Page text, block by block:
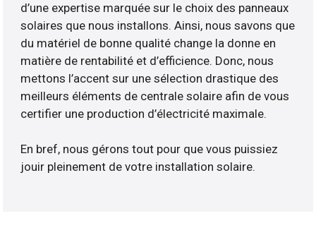
d’une expertise marquée sur le choix des panneaux
solaires que nous installons. Ainsi, nous savons que
du matériel de bonne qualité change la donne en
matière de rentabilité et d’efficience. Donc, nous
mettons l’accent sur une sélection drastique des
meilleurs éléments de centrale solaire afin de vous
certifier une production d’électricité maximale.
En bref, nous gérons tout pour que vous puissiez
jouir pleinement de votre installation solaire.